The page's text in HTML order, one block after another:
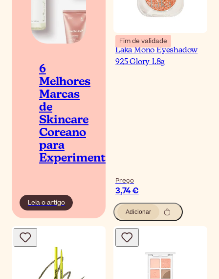
6
Melhores
Marcas
de
Skincare
Coreano
para
Experimentar
Leia o artigo
Fim de validade
Laka Mono Eyeshadow
925 Glory 1.8g
Preço
3,74 €
Adicionar